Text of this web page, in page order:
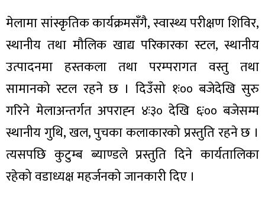
मेलामा सांस्कृतिक कार्यक्रमसँगै, स्वास्थ्य परीक्षण शिविर,
स्थानीय तथा मौलिक खाद्य परिकारका स्टल, स्थानीय
उत्पादनमा हस्तकला तथा परम्परागत वस्तु तथा
सामानको स्टल रहने छ । दिउँसो १ः०० बजेदेखि सुरु
गरिने मेलाअन्तर्गत अपराह्‍न ४ः३० देखि ६ः०० बजेसम्म
स्थानीय गुथि, खल, पुचका कलाकारको प्रस्तुति रहने छ ।
त्यसपछि कुटुम्ब ब्याण्डले प्रस्तुति दिने कार्यतालिका
रहेको वडाध्यक्ष महर्जनको जानकारी दिए ।